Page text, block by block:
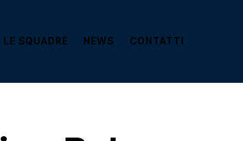
LE SQUADRE NEWS CONTATTI